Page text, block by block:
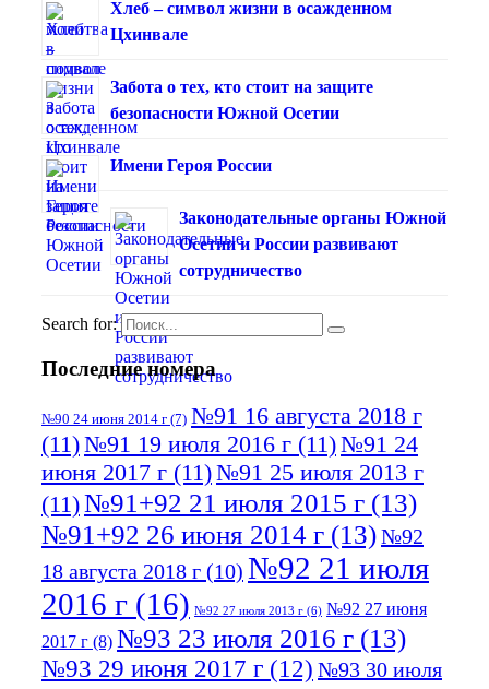
Хлеб – символ жизни в осажденном
Цхинвале
Забота о тех, кто стоит на защите
безопасности Южной Осетии
Имени Героя России
Законодательные органы Южной
Осетии и России развивают
сотрудничество
Search for:
Последние номера
№90 24 июня 2014 г (7) №91 16 августа 2018 г
(11)№91 19 июля 2016 г (11)№91 24
июня 2017 г (11)№91 25 июля 2013 г
(11)№91+92 21 июля 2015 г (13)
№91+92 26 июня 2014 г (13)№92
18 августа 2018 г (10) №92 21 июля
2016 г (16) №92 27 июля 2013 г (6) №92 27 июня
2017 г (8) №93 23 июля 2016 г (13)
№93 29 июня 2017 г (12) №93 30 июля